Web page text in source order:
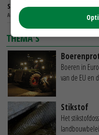
Senior Adviseur
AGRIVER U.A. - ZOETERMEER
THEMA'S
Boeren in
van de EU en
Stikstof
Het